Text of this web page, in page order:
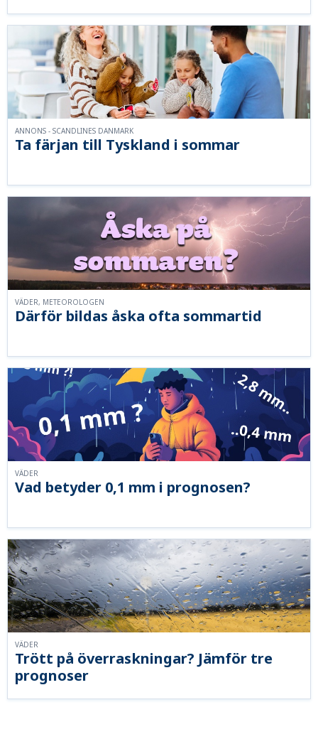
Ta färjan till Tyskland i sommar
ANNONS - SCANDLINES DANMARK
Därför bildas åska ofta sommartid
VÄDER, METEOROLOGEN
Vad betyder 0,1 mm i prognosen?
VÄDER
Trött på överraskningar? Jämför tre
prognoser
VÄDER